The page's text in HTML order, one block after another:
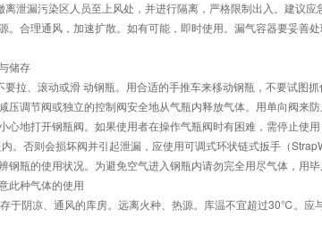
离泄漏污染区人员至上风处，并进行隔离，严格限制出入。建议
。合理通风，加速扩散。如有可能，即时使用。漏气容器要妥善
储存
要拉、滚动或滑 动钢瓶。用合适的手推车来移动钢瓶，不要试图
压调节阀或独立的控制阀安全地从气瓶内释放气体。用单向阀来
心地打开钢瓶阀。如果使用者在操作气瓶阀时有困难，需停止使
。否则会损坏阀并引起泄漏，应使用可调式环状链式扳手（
钢瓶的使用状况。为避免空气进入钢瓶内请勿完全用尽气体，用
此种气体的使用
于阴凉、通风的库房。远离火种、热源。库温不宜超过30℃。应